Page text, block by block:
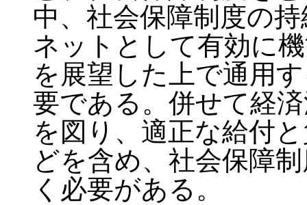
中、社会保障制度の
ネットとして有効に
を展望した上で通用
要である。併せて経
を図り、適正な給付
どを含め、社会保障
く必要がある。